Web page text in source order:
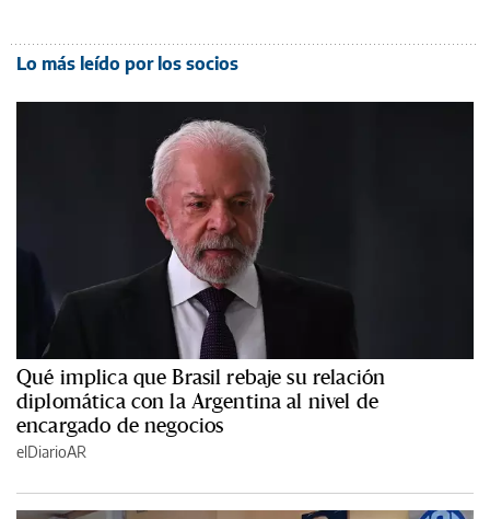
Lo más leído por los socios
Qué implica que Brasil rebaje su relación
diplomática con la Argentina al nivel de
encargado de negocios
elDiarioAR